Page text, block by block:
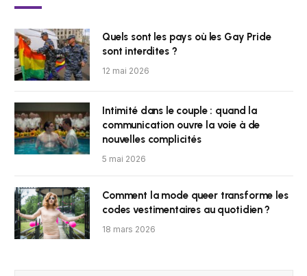
Quels sont les pays où les Gay Pride
sont interdites ?
12 mai 2026
Intimité dans le couple : quand la
communication ouvre la voie à de
nouvelles complicités
5 mai 2026
Comment la mode queer transforme les
codes vestimentaires au quotidien ?
18 mars 2026